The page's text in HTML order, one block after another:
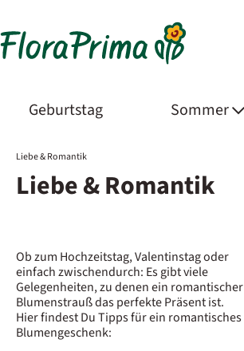
Geburtstag Sommer
Liebe & Romantik
Liebe & Romantik
Ob zum Hochzeitstag, Valentinstag oder
einfach zwischendurch: Es gibt viele
Gelegenheiten, zu denen ein romantischer
Blumenstrauß das perfekte Präsent ist.
Hier findest Du Tipps für ein romantisches
Blumengeschenk: